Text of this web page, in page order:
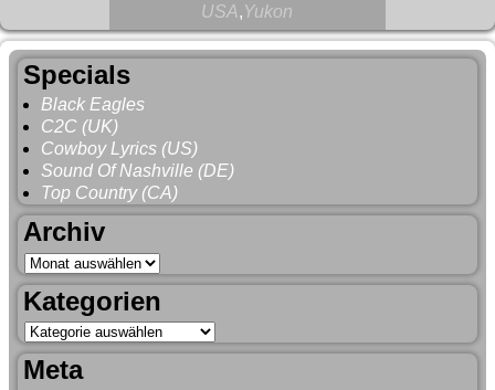
USA,Yukon
Specials
Black Eagles
C2C (UK)
Cowboy Lyrics (US)
Sound Of Nashville (DE)
Top Country (CA)
Archiv
Kategorien
Meta